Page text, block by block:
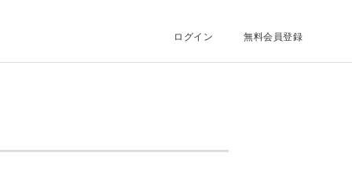
ログイン 無料会員登録